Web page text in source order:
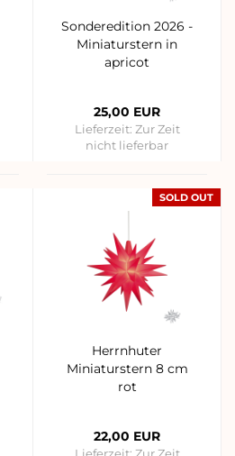
Sonderedition 2026 -
Miniaturstern in
apricot
25,00 EUR
Lieferzeit: Zur Zeit
nicht lieferbar
SOLD OUT
Herrnhuter
Miniaturstern 8 cm
rot
22,00 EUR